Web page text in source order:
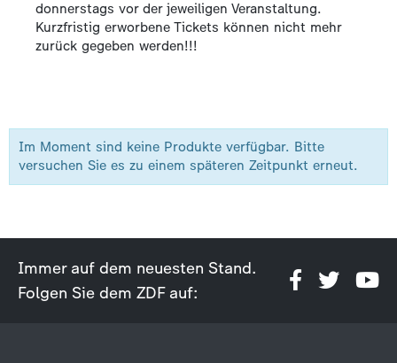
donnerstags vor der jeweiligen Veranstaltung.
Kurzfristig erworbene Tickets können nicht mehr
zurück gegeben werden!!!
Im Moment sind keine Produkte verfügbar. Bitte
versuchen Sie es zu einem späteren Zeitpunkt erneut.
Immer auf dem neuesten Stand.
Folgen Sie dem ZDF auf: